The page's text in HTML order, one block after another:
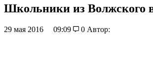
Школьники из Волжского
29 мая 2016 09:09 0 Автор: